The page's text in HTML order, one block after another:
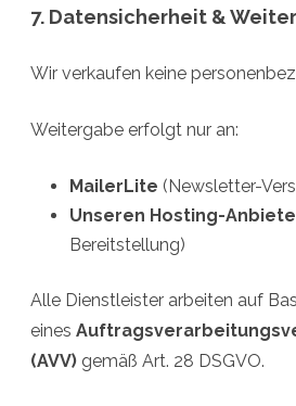
7. Datensicherheit &
Wir verkaufen keine
Weitergabe erfolgt nur an:
MailerLite (Newsletter-
Unseren Hosting-
Bereitstellung)
Alle Dienstleister arbeiten auf
eines
(AVV) gemäß Art. 28 DSGVO.